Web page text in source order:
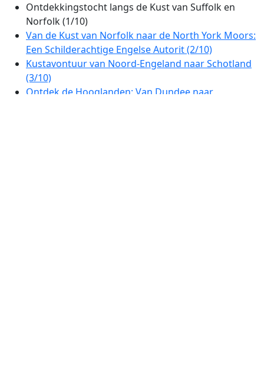
Ontdekkingstocht langs de Kust van Suffolk en
Norfolk (1/10)
Van de Kust van Norfolk naar de North York Moors:
Een Schilderachtige Engelse Autorit (2/10)
Kustavontuur van Noord-Engeland naar Schotland
(3/10)
Ontdek de Hooglanden: Van Dundee naar